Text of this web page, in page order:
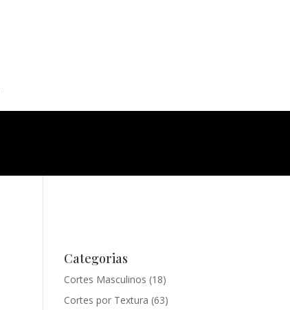
Categorias
Cortes Masculinos (18)
Cortes por Textura (63)